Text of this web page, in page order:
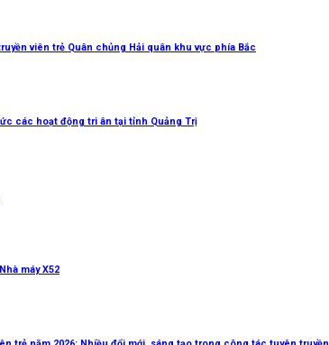
viên trẻ Quân chủng Hải quân khu vực phía Bắc
các hoạt động tri ân tại tỉnh Quảng Trị
máy X52